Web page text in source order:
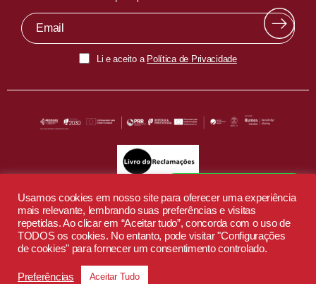
Li e aceito a Política de Privacidade
Usamos cookies em nosso site para oferecer uma experiência
mais relevante, lembrando suas preferências e visitas
repetidas. Ao clicar em “Aceitar tudo”, concorda com o uso de
TODOS os cookies. No entanto, pode visitar "Configurações
de cookies" para fornecer um consentimento controlado.
Preferências Aceitar Tudo